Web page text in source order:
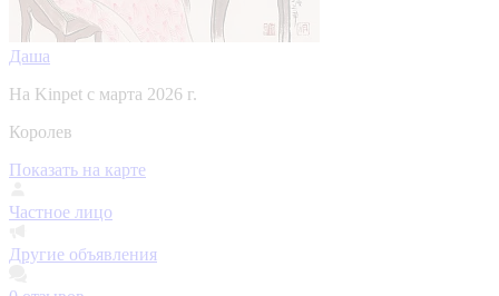
Даша
На Kinpet c марта 2026 г.
Королев
Показать на карте
Частное лицо
Другие объявления